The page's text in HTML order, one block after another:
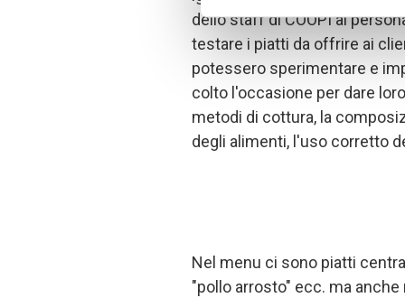
dello staff di COOPI al
testare i piatti da offrire ai
potessero sperimentare e
colto l'occasione per dare
metodi di cottura, la
degli alimenti, l'uso corretto
Nel menu ci sono piatti
"pollo arrosto" ecc. ma